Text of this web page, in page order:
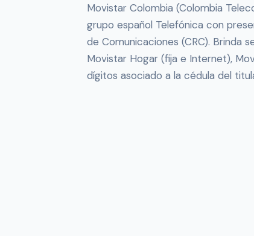
Movistar Colombia (Colombia
grupo español Telefónica con
de Comunicaciones (CRC). Brinda
Movistar Hogar (fija e Internet),
dígitos asociado a la cédula del